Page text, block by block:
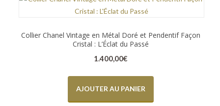
Collier Chanel Vintage en Métal Doré et Pendentif Façon
Cristal : L’Éclat du Passé
1.400,00€
AJOUTER AU PANIER